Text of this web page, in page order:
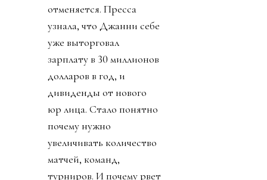
отменяется. Пресса
узнала, что Джанни себе
уже выторговал
зарплату в 30 миллионов
долларов в год, и
дивиденды от нового
юр лица. Стало понятно
почему нужно
увеличивать количество
матчей, команд,
турниров. И почему рвет